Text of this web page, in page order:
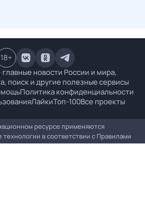
новости России и мира,
поиск и другие полезные сервисы
Политика конфиденциальности
ЛайкиТоп-100Все проекты
18+
ресурсе применяются
в соответствии с Правилами